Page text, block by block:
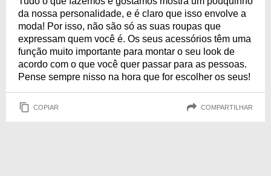
da nossa personalidade, e é claro que isso envolve a
moda! Por isso, não são só as suas roupas que
expressam quem você é. Os seus acessórios têm uma
função muito importante para montar o seu look de
acordo com o que você quer passar para as pessoas.
Pense sempre nisso na hora que for escolher os seus!
COPIAR COMPARTILHAR